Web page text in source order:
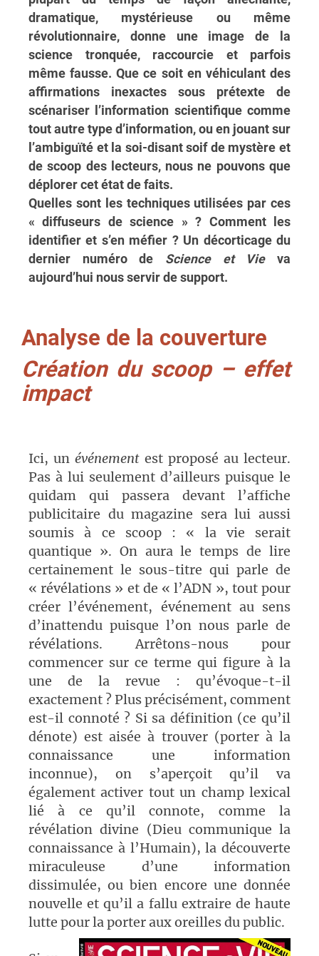
dramatique, mystérieuse ou même
révolutionnaire, donne une image de la
science tronquée, raccourcie et parfois
même fausse. Que ce soit en véhiculant des
affirmations inexactes sous prétexte de
scénariser l’information scientifique comme
tout autre type d’information, ou en jouant sur
l’ambiguïté et la soi-disant soif de mystère et
de scoop des lecteurs, nous ne pouvons que
déplorer cet état de faits.
Quelles sont les techniques utilisées par ces
« diffuseurs de science » ? Comment les
identifier et s’en méfier ? Un décorticage du
dernier numéro de Science et Vieva
aujourd’hui nous servir de support.
Analyse de la couverture
Création du scoop – effet
impact
Ici, unévénementest proposé au lecteur.
Pas à lui seulement d’ailleurs puisque le
quidam qui passera devant l’affiche
publicitaire du magazine sera lui aussi
soumis à ce scoop : « la vie serait
quantique ». On aura le temps de lire
certainement le sous-titre qui parle de
« révélations » et de « l’ADN », tout pour
créer l’événement, événement au sens
d’inattendu puisque l’on nous parle de
révélations. Arrêtons-nous pour
commencer sur ce terme qui figure à la
une de la revue : qu’évoque-t-il
exactement ? Plus précisément, comment
est-il connoté ? Si sa définition (ce qu’il
dénote) est aisée à trouver (porter à la
connaissance une information
inconnue), on s’aperçoit qu’il va
également activer tout un champ lexical
lié à ce qu’il connote, comme la
révélation divine (Dieu communique la
connaissance à l’Humain), la découverte
miraculeuse d’une information
dissimulée, ou bien encore une donnée
nouvelle et qu’il a fallu extraire de haute
lutte pour la porter aux oreilles du public.